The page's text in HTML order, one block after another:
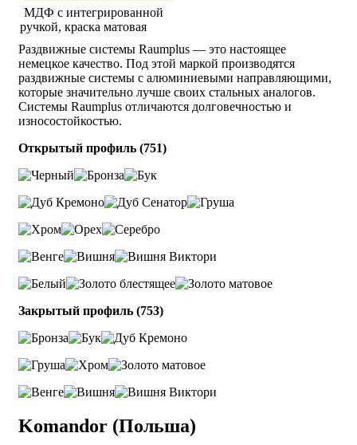
МДФ с интегрированной
ручкой, краска матовая
Раздвижные системы Raumplus — это настоящее
немецкое качество. Под этой маркой производятся
раздвижные системы с алюминиевыми направляющими,
которые значительно лучше своих стальных аналогов.
Системы Raumplus отличаются долговечностью и
износостойкостью.
Открытый профиль (751)
Закрытый профиль (753)
Komandor (Польша)